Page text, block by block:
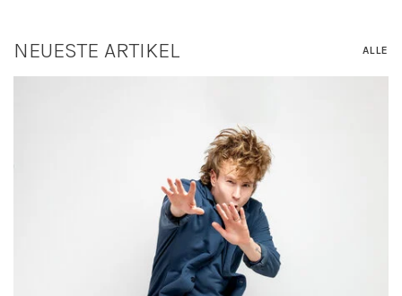
NEUESTE ARTIKEL ALLE